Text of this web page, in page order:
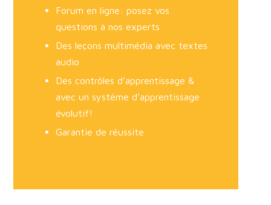
Forum en ligne: posez vos
questions à nos experts
Des leçons multimédia avec textes
audio
Des contrôles d’apprentissage &
avec un système d’apprentissage
évolutif!
Garantie de réussite